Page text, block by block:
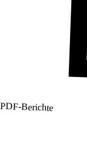
PDF-Berichte